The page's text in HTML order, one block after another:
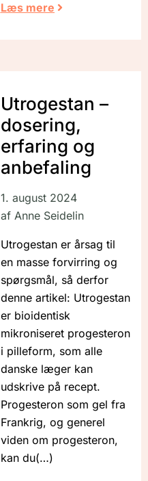
Læs mere
Utrogestan –
dosering,
erfaring og
anbefaling
1. august 2024
afAnne Seidelin
Utrogestan er årsag til
en masse forvirring og
spørgsmål, så derfor
denne artikel: Utrogestan
er bioidentisk
mikroniseret progesteron
i pilleform, som alle
danske læger kan
udskrive på recept.
Progesteron som gel fra
Frankrig, og generel
viden om progesteron,
kan du